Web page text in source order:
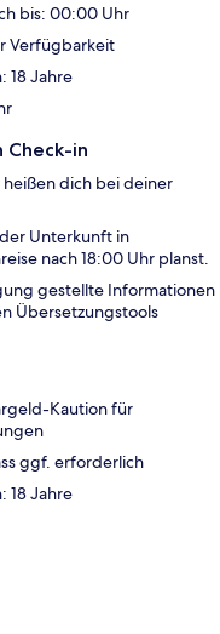
bis: 00:00 Uhr
Verfügbarkeit
18 Jahre
Check-in
dich bei deiner
Unterkunft in
nach 18:00 Uhr planst.
gestellte Informationen
Übersetzungstools
Kaution für
ggf. erforderlich
18 Jahre